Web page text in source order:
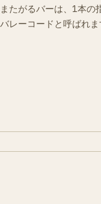
たがるバーは、1本の
レーコードと呼ばれま